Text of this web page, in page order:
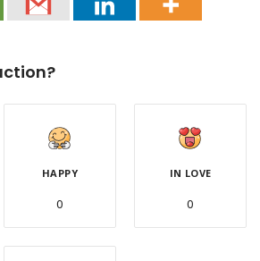
HAPPY
0
IN LOVE
0